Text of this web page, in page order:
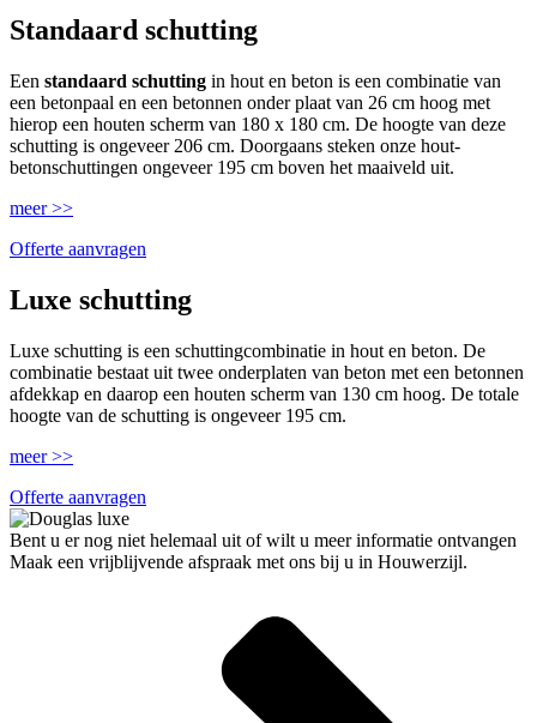
Standaard schutting
Een standaard schutting in hout en beton is een combinatie van
een betonpaal en een betonnen onder plaat van 26 cm hoog met
hierop een houten scherm van 180 x 180 cm. De hoogte van deze
schutting is ongeveer 206 cm. Doorgaans steken onze hout-
betonschuttingen ongeveer 195 cm boven het maaiveld uit.
meer >>
Offerte aanvragen
Luxe schutting
Luxe schutting is een schuttingcombinatie in hout en beton. De
combinatie bestaat uit twee onderplaten van beton met een betonnen
afdekkap en daarop een houten scherm van 130 cm hoog. De totale
hoogte van de schutting is ongeveer 195 cm.
meer >>
Offerte aanvragen
Bent u er nog niet helemaal uit of wilt u meer informatie ontvangen
Maak een vrijblijvende afspraak met ons bij u in Houwerzijl.